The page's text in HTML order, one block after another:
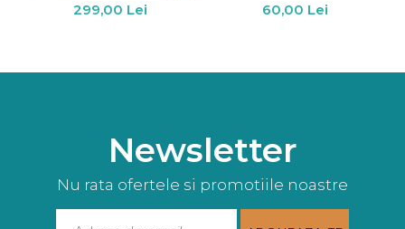
299,00 Lei
60,00 Lei
Newsletter
Nu rata ofertele si promotiile noastre